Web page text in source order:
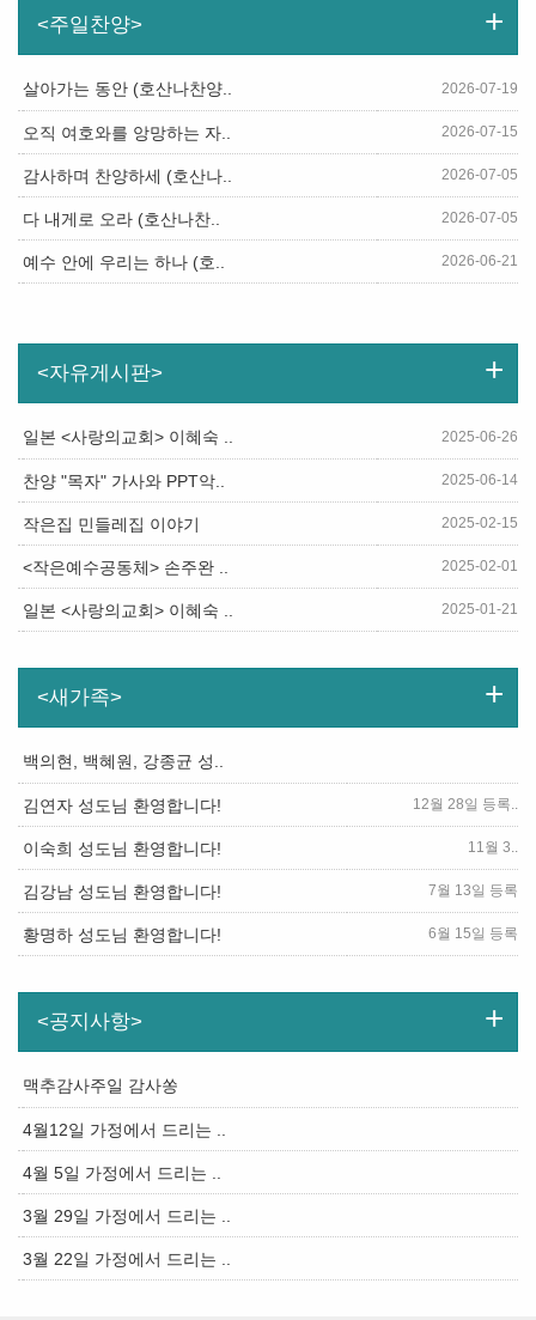
<주일찬양> +
살아가는 동안 (호산나찬양.. 2026-07-19
오직 여호와를 앙망하는 자.. 2026-07-15
감사하며 찬양하세 (호산나.. 2026-07-05
다 내게로 오라 (호산나찬.. 2026-07-05
예수 안에 우리는 하나 (호.. 2026-06-21
<자유게시판> +
일본 <사랑의교회> 이혜숙 .. 2025-06-26
찬양 "목자" 가사와 PPT악.. 2025-06-14
작은집 민들레집 이야기 2025-02-15
<작은예수공동체> 손주완 .. 2025-02-01
일본 <사랑의교회> 이혜숙 .. 2025-01-21
<새가족> +
백의현, 백혜원, 강종균 성..
김연자 성도님 환영합니다! 12월 28일 등록..
이숙희 성도님 환영합니다! 11월 3..
김강남 성도님 환영합니다! 7월 13일 등록
황명하 성도님 환영합니다! 6월 15일 등록
<공지사항> +
맥추감사주일 감사쏭
4월12일 가정에서 드리는 ..
4월 5일 가정에서 드리는 ..
3월 29일 가정에서 드리는 ..
3월 22일 가정에서 드리는 ..